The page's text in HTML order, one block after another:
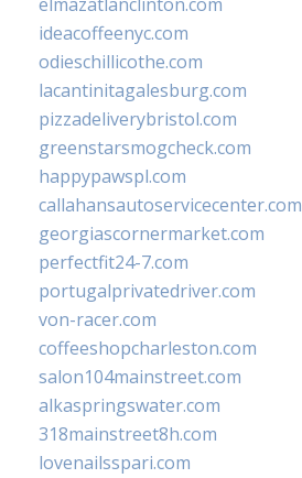
ideacoffeenyc.com
odieschillicothe.com
lacantinitagalesburg.com
pizzadeliverybristol.com
greenstarsmogcheck.com
happypawspl.com
callahansautoservicecenter.com
georgiascornermarket.com
perfectfit24-7.com
portugalprivatedriver.com
von-racer.com
coffeeshopcharleston.com
salon104mainstreet.com
alkaspringswater.com
318mainstreet8h.com
lovenailsspari.com